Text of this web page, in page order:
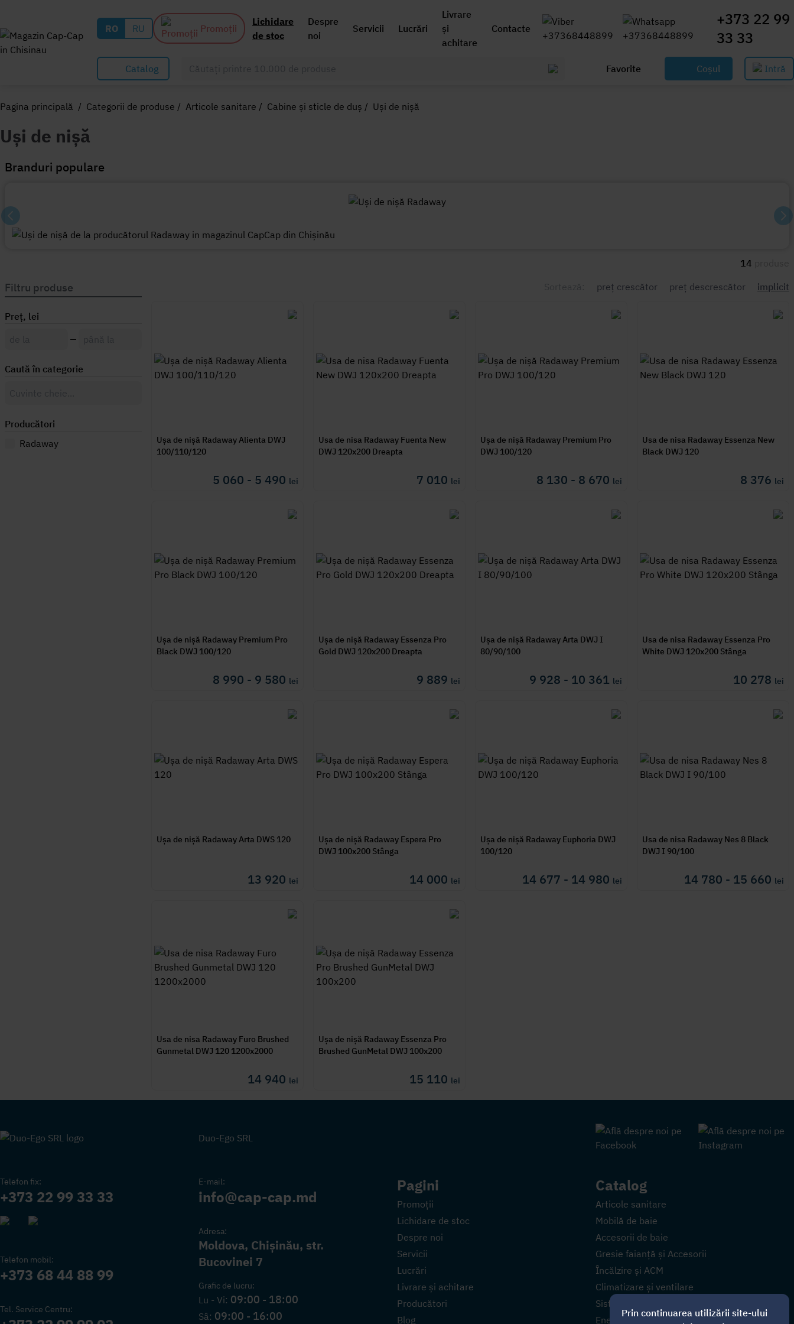
RO RU Promoții
Lichidare
de stoc
Despre
noi
Servicii Lucrări
Livrare
și
achitare
Contacte
+373 22 99
33 33
Catalog Favorite Coșul Intră
Pagina principală / Categorii de produse / Articole sanitare / Cabine și sticle de duș / Uși de nișă
Uși de nișă
Branduri populare
14
Filtru produse
Preț, lei
Caută în categorie
Producători
Radaway
preț crescător preț descrescător implicit
Ușa de nișă Radaway Alienta DWJ
100/110/120
5 060 - 5 490 lei
Usa de nisa Radaway Fuenta New
DWJ 120x200 Dreapta
7 010 lei
Ușa de nișă Radaway Premium Pro
DWJ 100/120
8 130 - 8 670 lei
Usa de nisa Radaway Essenza New
Black DWJ 120
8 376 lei
Ușa de nișă Radaway Premium Pro
Black DWJ 100/120
8 990 - 9 580 lei
Ușa de nișă Radaway Essenza Pro
Gold DWJ 120x200 Dreapta
9 889 lei
Ușa de nișă Radaway Arta DWJ I
80/90/100
9 928 - 10 361 lei
Usa de nisa Radaway Essenza Pro
White DWJ 120x200 Stânga
10 278 lei
Ușa de nișă Radaway Arta DWS 120
13 920 lei
Ușa de nișă Radaway Espera Pro
DWJ 100x200 Stânga
14 000 lei
Ușa de nișă Radaway Euphoria DWJ
100/120
14 677 - 14 980 lei
Usa de nisa Radaway Nes 8 Black
DWJ I 90/100
14 780 - 15 660 lei
Usa de nisa Radaway Furo Brushed
Gunmetal DWJ 120 1200x2000
14 940 lei
Ușa de nișă Radaway Essenza Pro
Brushed GunMetal DWJ 100x200
15 110 lei
Duo-Ego SRL
Telefon fix:
+373 22 99 33 33
Telefon mobil:
+373 68 44 88 99
Tel. Service Centru:
E-mail:
info@cap-cap.md
Adresa:
Moldova, Chișinău, str.
Bucovinei 7
Grafic de lucru:
Lu - Vi: 09:00 - 18:00
Sâ: 09:00 - 16:00
Pagini
Promoții
Lichidare de stoc
Despre noi
Servicii
Lucrări
Livrare și achitare
Producători
Blog
Catalog
Articole sanitare
Mobilă de baie
Accesorii de baie
Gresie faianță și Accesorii
Încălzire și ACM
Climatizare și ventilare
Sisteme alimentare cu apă
Energia regenerabilă
Prin continuarea utilizării site-ului